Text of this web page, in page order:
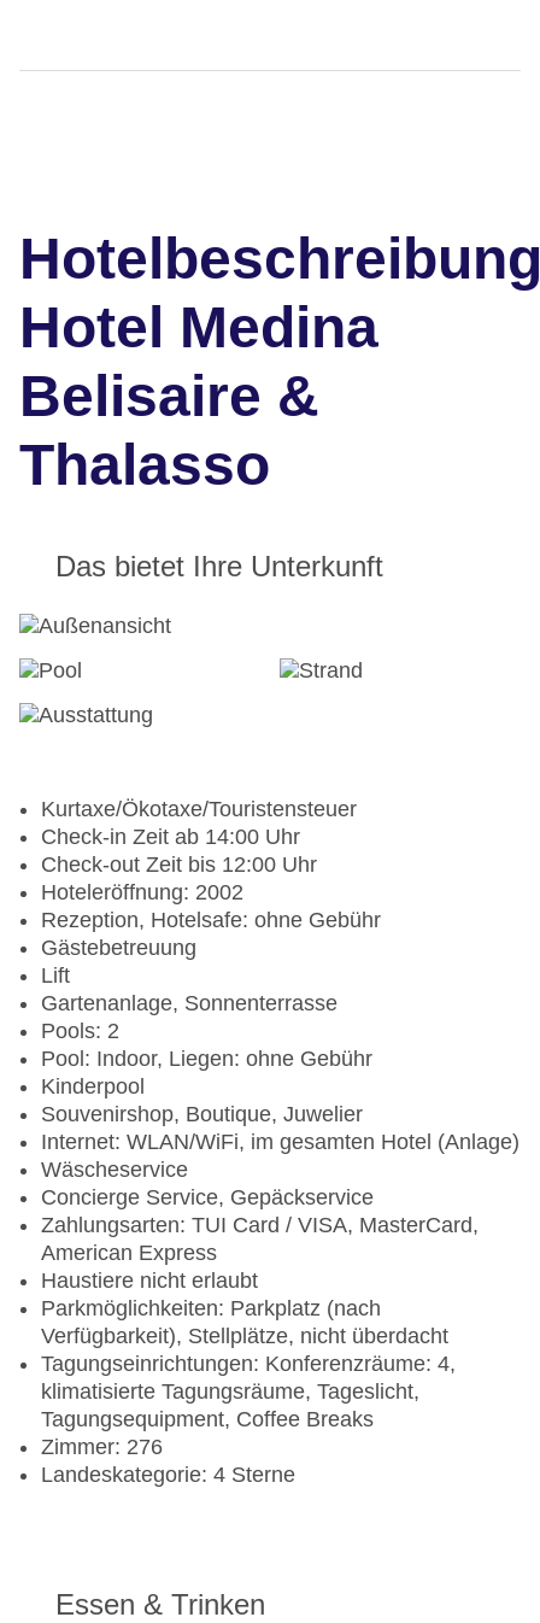
Hotel Medina
Belisaire &
Thalasso
Das bietet Ihre Unterkunft
Kurtaxe/Ökotaxe/Touristensteuer
Check-in Zeit ab 14:00 Uhr
Check-out Zeit bis 12:00 Uhr
Hoteleröffnung: 2002
Rezeption, Hotelsafe: ohne Gebühr
Gästebetreuung
Lift
Gartenanlage, Sonnenterrasse
Pools: 2
Pool: Indoor, Liegen: ohne Gebühr
Kinderpool
Souvenirshop, Boutique, Juwelier
Internet: WLAN/WiFi, im gesamten Hotel (Anlage)
Wäscheservice
Concierge Service, Gepäckservice
Zahlungsarten: TUI Card / VISA, MasterCard,
American Express
Haustiere nicht erlaubt
Parkmöglichkeiten: Parkplatz (nach
Verfügbarkeit), Stellplätze, nicht überdacht
Tagungseinrichtungen: Konferenzräume: 4,
klimatisierte Tagungsräume, Tageslicht,
Tagungsequipment, Coffee Breaks
Zimmer: 276
Landeskategorie: 4 Sterne
Essen & Trinken